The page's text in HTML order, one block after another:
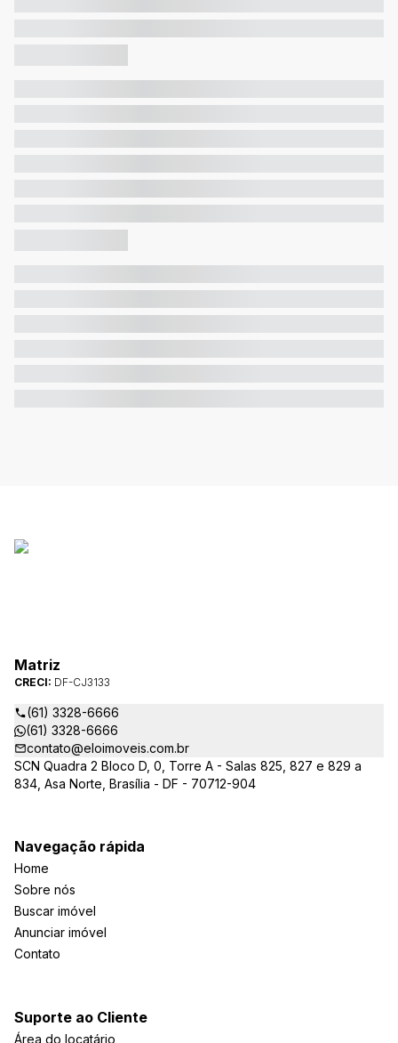
Matriz
CRECI: DF-CJ3133
(61) 3328-6666
(61) 3328-6666
contato@eloimoveis.com.br
SCN Quadra 2 Bloco D, 0, Torre A - Salas 825, 827 e 829 a
834, Asa Norte, Brasília - DF - 70712-904
Navegação rápida
Home
Sobre nós
Buscar imóvel
Anunciar imóvel
Contato
Suporte ao Cliente
Área do locatário